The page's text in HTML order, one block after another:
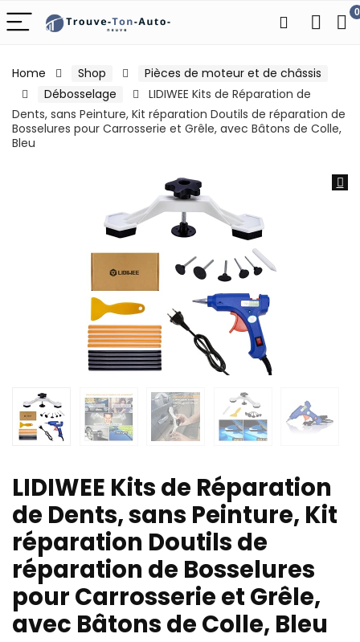
0
Home Shop
Pièces de moteur et de châssis
Débosselage
LIDIWEE Kits de Réparation de
Dents, sans Peinture, Kit réparation Doutils de réparation de
Bosselures pour Carrosserie et Grêle, avec Bâtons de Colle,
Bleu
LIDIWEE Kits de Réparation
de Dents, sans Peinture, Kit
réparation Doutils de
réparation de Bosselures
pour Carrosserie et Grêle,
avec Bâtons de Colle, Bleu